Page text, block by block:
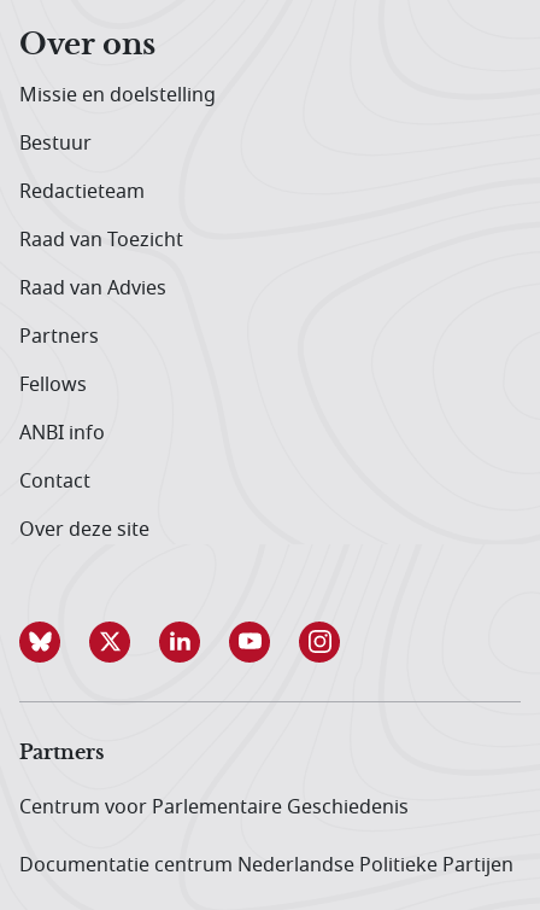
Over ons
Missie en doelstelling
Bestuur
Redactieteam
Raad van Toezicht
Raad van Advies
Partners
Fellows
ANBI info
Contact
Over deze site
Partners
Centrum voor Parlementaire Geschiedenis
Documentatie centrum Neder­landse Politieke Partijen